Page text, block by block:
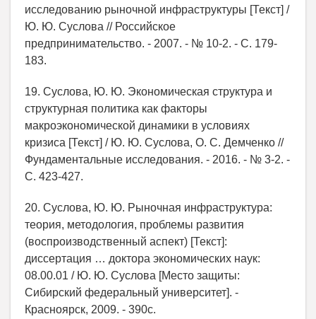
исследованию рыночной инфраструктуры [Текст] /
Ю. Ю. Суслова // Российское
предпринимательство. - 2007. - № 10-2. - С. 179-
183.
19. Суслова, Ю. Ю. Экономическая структура и
структурная политика как факторы
макроэкономической динамики в условиях
кризиса [Текст] / Ю. Ю. Суслова, О. С. Демченко //
Фундаментальные исследования. - 2016. - № 3-2. -
С. 423-427.
20. Суслова, Ю. Ю. Рыночная инфраструктура:
теория, методология, проблемы развития
(воспроизводственный аспект) [Текст]:
диссертация … доктора экономических наук:
08.00.01 / Ю. Ю. Суслова [Место защиты:
Сибирский федеральный университет]. -
Красноярск, 2009. - 390с.